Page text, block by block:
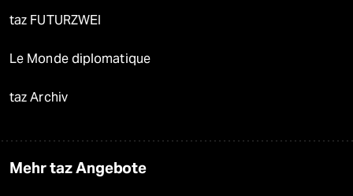
taz FUTURZWEI
Le Monde diplomatique
taz Archiv
Mehr taz Angebote